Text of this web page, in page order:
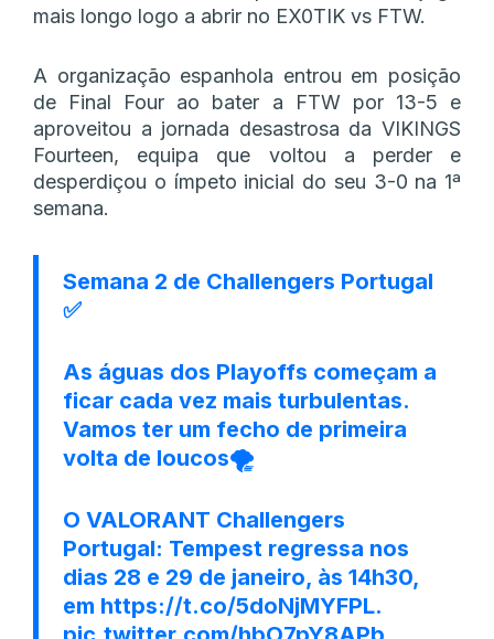
mais longo logo a abrir no EX0TIK vs FTW.
A organização espanhola entrou em posição
de Final Four ao bater a FTW por 13-5 e
aproveitou a jornada desastrosa da VIKINGS
Fourteen, equipa que voltou a perder e
desperdiçou o ímpeto inicial do seu 3-0 na 1ª
semana.
Semana 2 de Challengers Portugal
✅
As águas dos Playoffs começam a
ficar cada vez mais turbulentas.
Vamos ter um fecho de primeira
volta de loucos🌪️
O VALORANT Challengers
Portugal: Tempest regressa nos
dias 28 e 29 de janeiro, às 14h30,
em https://t.co/5doNjMYFPL.